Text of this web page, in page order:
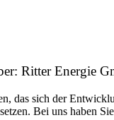
Ritter Energie
das sich der
Bei uns haben